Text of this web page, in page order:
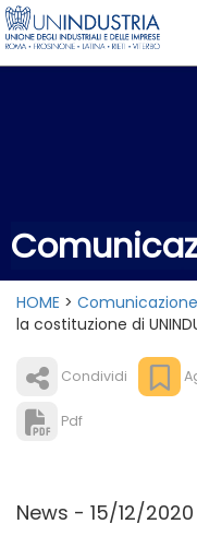
HOME >
la costituzione di
Condividi
Pdf
News - 15/12/2020